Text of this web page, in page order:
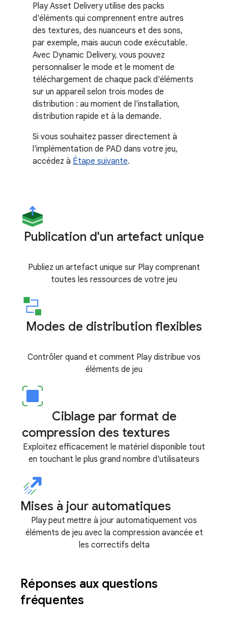
Play Asset Delivery utilise des packs
d'éléments qui comprennent entre autres
des textures, des nuanceurs et des sons,
par exemple, mais aucun code exécutable.
Avec Dynamic Delivery, vous pouvez
personnaliser le mode et le moment de
téléchargement de chaque pack d'éléments
sur un appareil selon trois modes de
distribution : au moment de l'installation,
distribution rapide et à la demande.
Si vous souhaitez passer directement à
l'implémentation de PAD dans votre jeu,
accédez à Étape suivante.
Publication d'un artefact unique
Publiez un artefact unique sur Play comprenant
toutes les ressources de votre jeu
Modes de distribution flexibles
Contrôler quand et comment Play distribue vos
éléments de jeu
Ciblage par format de
compression des textures
Exploitez efficacement le matériel disponible tout
en touchant le plus grand nombre d'utilisateurs
Mises à jour automatiques
Play peut mettre à jour automatiquement vos
éléments de jeu avec la compression avancée et
les correctifs delta
Réponses aux questions
fréquentes